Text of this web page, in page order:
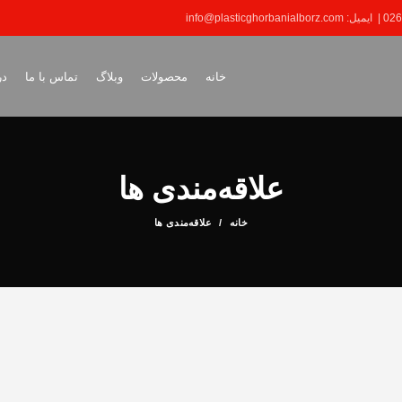
خانه محصولات وبلاگ تماس با ما
علاقه‌مندی ها
خانه علاقه‌مندی ها